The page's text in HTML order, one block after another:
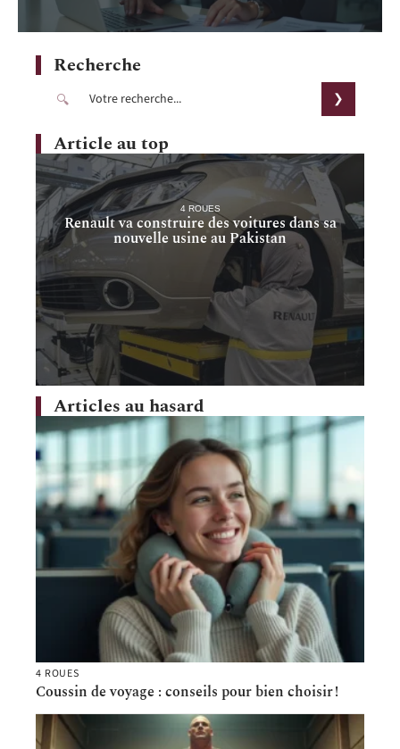
Recherche
Article au top
4 ROUES
Renault va construire des voitures dans sa
nouvelle usine au Pakistan
Articles au hasard
4 ROUES
Coussin de voyage : conseils pour bien choisir !